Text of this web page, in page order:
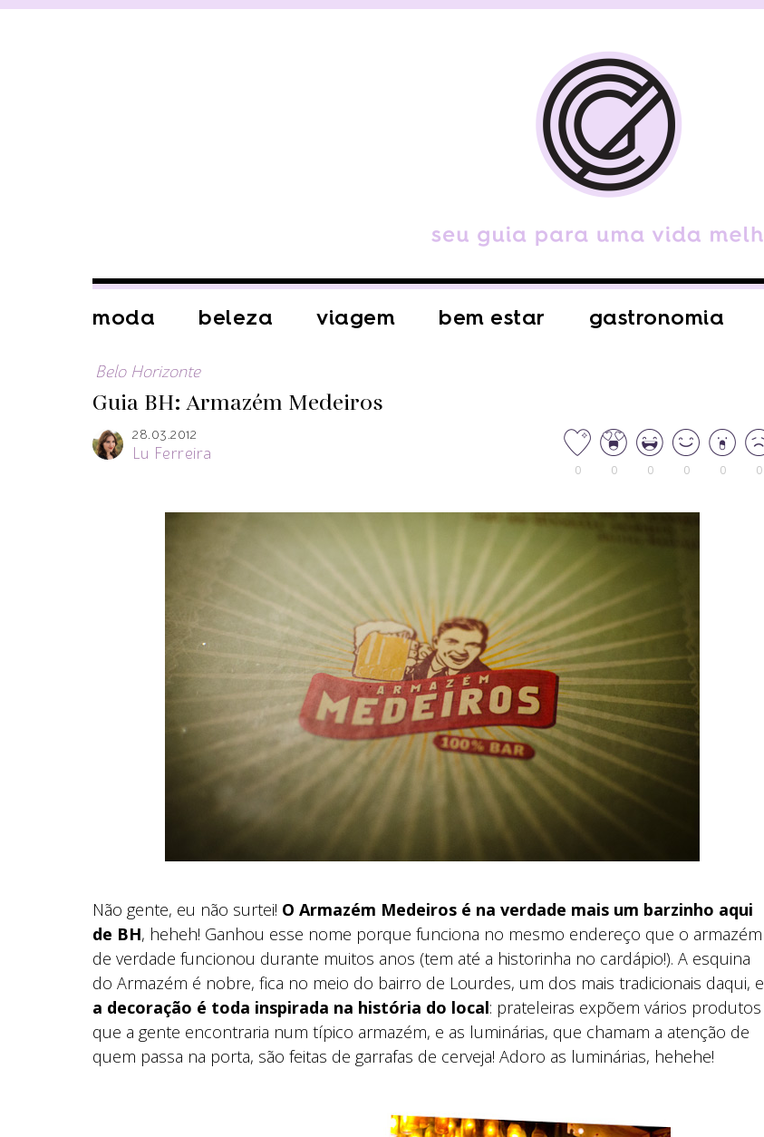
moda beleza viagem bem estar gastronomia
Belo Horizonte
Guia BH: Armazém Medeiros
28.03.2012
Lu Ferreira
0 0 0 0 0 0
Não gente, eu não surtei! O Armazém Medeiros é na verdade mais um barzinho aqui
de BH, heheh! Ganhou esse nome porque funciona no mesmo endereço que o armazém
de verdade funcionou durante muitos anos (tem até a historinha no cardápio!). A esquina
do Armazém é nobre, fica no meio do bairro de Lourdes, um dos mais tradicionais daqui, e
a decoração é toda inspirada na história do local: prateleiras expõem vários produtos
que a gente encontraria num típico armazém, e as luminárias, que chamam a atenção de
quem passa na porta, são feitas de garrafas de cerveja! Adoro as luminárias, hehehe!